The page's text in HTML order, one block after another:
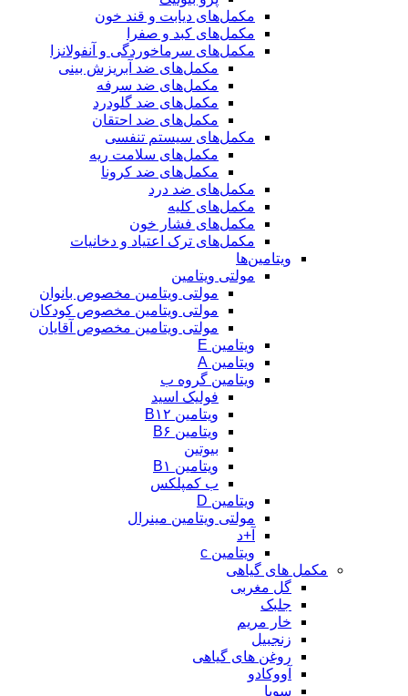
مکمل‌های دیابت و قند خون
مکمل‌های کبد و صفرا
مکمل‌های سرماخوردگی و آنفولانزا
مکمل‌های ضد آبریزش بینی
مکمل‌های ضد سرفه
مکمل‌های ضد گلودرد
مکمل‌های ضد احتقان
مکمل‌های سیستم تنفسی
مکمل‌های سلامت ریه
مکمل‌های ضد کرونا
مکمل‌های ضد درد
مکمل‌های کلیه
مکمل‌های فشار خون
مکمل‌های ترک اعتیاد و دخانیات
ویتامین‌ها
مولتی ویتامین
مولتی ویتامین مخصوص بانوان
مولتی ویتامین مخصوص کودکان
مولتی ویتامین مخصوص آقایان
ویتامین E
ویتامین A
ویتامین گروه ب
فولیک اسید
ویتامین B۱۲
ویتامین B۶
بیوتین
ویتامین B۱
ب کمپلکس
ویتامین D
مولتی ویتامین مینرال
آ+د
ویتامین c
مکمل های گیاهی
گل مغربی
جلبک
خار مریم
زنجبیل
روغن های گیاهی
آووکادو
سویا